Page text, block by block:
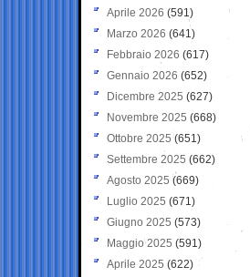
Aprile 2026 (591)
Marzo 2026 (641)
Febbraio 2026 (617)
Gennaio 2026 (652)
Dicembre 2025 (627)
Novembre 2025 (668)
Ottobre 2025 (651)
Settembre 2025 (662)
Agosto 2025 (669)
Luglio 2025 (671)
Giugno 2025 (573)
Maggio 2025 (591)
Aprile 2025 (622)